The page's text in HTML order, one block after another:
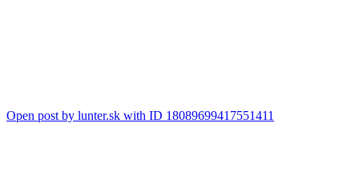
Open post by lunter.sk with ID 18089699417551411